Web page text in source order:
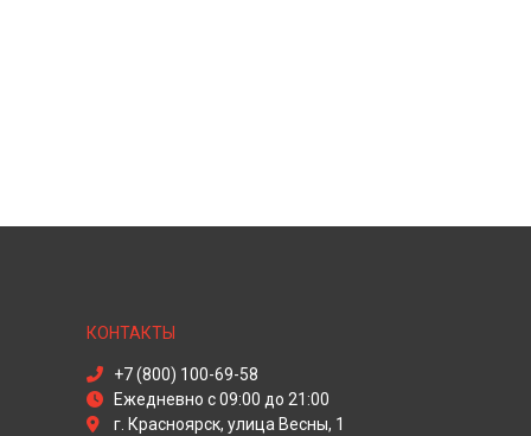
КОНТАКТЫ
+7 (800) 100-69-58
Ежедневно с 09:00 до 21:00
г. Красноярск, улица Весны, 1